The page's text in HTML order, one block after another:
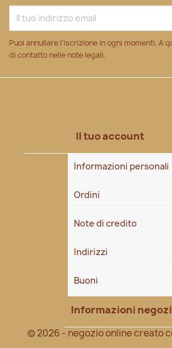
Puoi annullare l'iscrizione in ogni momenti. A
di contatto nelle note legali.
Il tuo account
Informazioni personali
Ordini
Note di credito
Indirizzi
Buoni
Informazioni
© 2026 - negozio online creato